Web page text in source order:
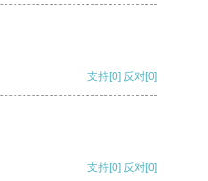
支持[0] 反对[0]
支持[0] 反对[0]